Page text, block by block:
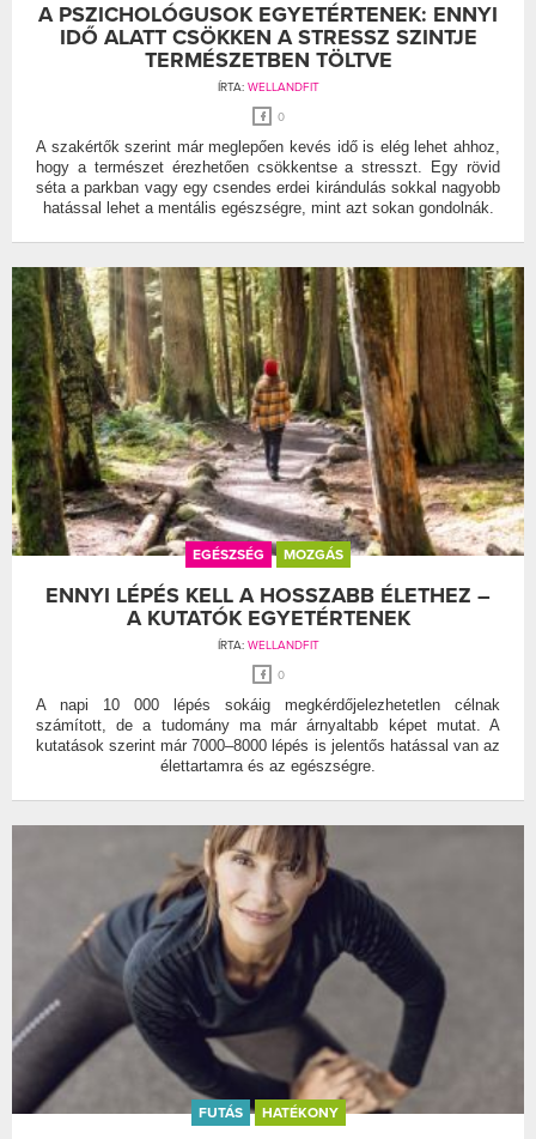
A PSZICHOLÓGUSOK EGYETÉRTENEK: ENNYI
IDŐ ALATT CSÖKKEN A STRESSZ SZINTJE
TERMÉSZETBEN TÖLTVE
ÍRTA: WELLANDFIT
0
A szakértők szerint már meglepően kevés idő is elég lehet ahhoz,
hogy a természet érezhetően csökkentse a stresszt. Egy rövid
séta a parkban vagy egy csendes erdei kirándulás sokkal nagyobb
hatással lehet a mentális egészségre, mint azt sokan gondolnák.
EGÉSZSÉG MOZGÁS
ENNYI LÉPÉS KELL A HOSSZABB ÉLETHEZ –
A KUTATÓK EGYETÉRTENEK
ÍRTA: WELLANDFIT
0
A napi 10 000 lépés sokáig megkérdőjelezhetetlen célnak
számított, de a tudomány ma már árnyaltabb képet mutat. A
kutatások szerint már 7000–8000 lépés is jelentős hatással van az
élettartamra és az egészségre.
FUTÁS HATÉKONY